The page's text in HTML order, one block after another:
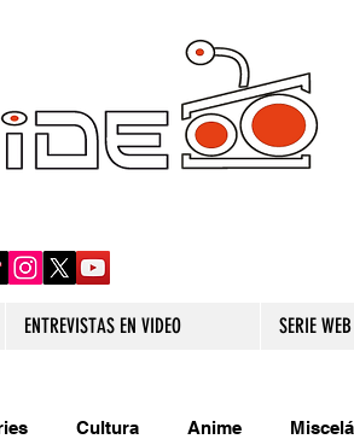
ENTREVISTAS EN VIDEO SERIE WEB
Cultura Anime